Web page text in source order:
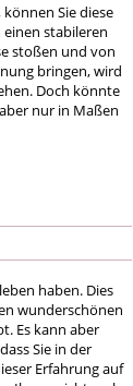
Sie diese
stabileren
stoßen und von
bringen, wird
Doch könnte
nur in Maßen
haben. Dies
wunderschönen
Es kann aber
Sie in der
Erfahrung auf